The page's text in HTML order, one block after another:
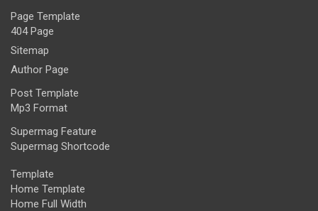
Page Template
404 Page
Sitemap
Author Page
Post Template
Mp3 Format
Supermag Feature
Supermag Shortcode
Template
Home Template
Home Full Width